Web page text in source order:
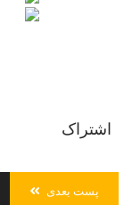
اشتراک
پست بعدی